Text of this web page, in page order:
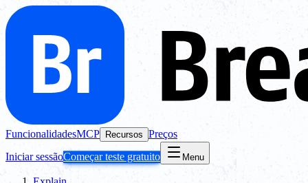
FuncionalidadesMCP Recursos Preços
Iniciar sessãoComeçar teste gratuito Menu